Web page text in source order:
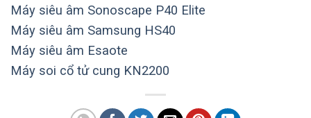
Máy siêu âm Sonoscape P40 Elite
Máy siêu âm Samsung HS40
Máy siêu âm Esaote
Máy soi cổ tử cung KN2200